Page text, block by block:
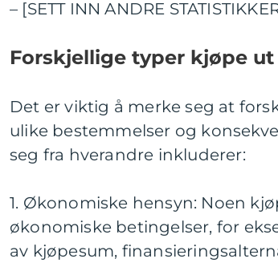
– [SETT INN ANDRE
Forskjellige typer kjøpe
Det er viktig å merke seg at
ulike bestemmelser og
seg fra hverandre inkluderer:
1. Økonomiske hensyn: Noen
økonomiske betingelser, for
av kjøpesum,